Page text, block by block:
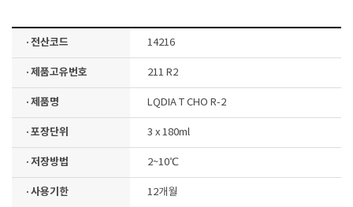
· 전산코드 14216
· 제품고유번호 211 R2
· 제품명 LQDIA T CHO R-2
· 포장단위 3 x 180ml
· 저장방법 2~10℃
· 사용기한 12개월